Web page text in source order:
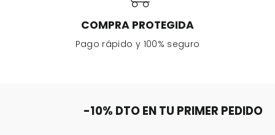
COMPRA PROTEGIDA
Pago rápido y 100% seguro
-10% DTO EN TU PRIMER PEDIDO